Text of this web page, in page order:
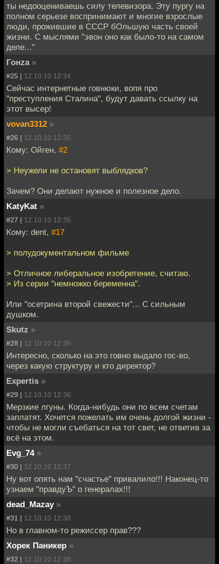
ты недооцениваешь силу телевизора. Эту пургу на
полном серьезе воспринимают и многие взрослые
люди, прожившие в СССР бОльшую часть своей
жизни. С мыслями "эвон оно как было-то на самом
деле..."
Гонzа »
#25 | 12.10.10 12:34
Сейчас интернетные говнюки, вопя про
"преступления Сталина", будут давать ссылку на
этот высер!
vovan3312 »
#26 | 12.10.10 12:35
Кому: Ойген, #2
> Неужели не остановят выблядков?
Зачем? Они делают нужное и полезное дело.
KatyKat »
#27 | 12.10.10 12:35
Кому: dent, #17
> полудокументальном фильме
> Отличное либеральное изобретение, считаю.
> Из серии "немножко беременна".
Или "осетрина второй свежести"... С сильным
душком.
Skutz »
#28 | 12.10.10 12:35
Интересно, сколько на это говно выдало гос-во,
через какую структуру и кто директор?
Expertis »
#29 | 12.10.10 12:36
Мерзкие лгуны. Когда-нибудь они по всем счетам
заплатят. Хочется пожелать им очень долгой жизни -
чтобы не могли съебаться на тот свет, не ответив за
всё на этом.
Evg_74 »
#30 | 12.10.10 12:37
Ну вот опять нам "счастье" привалило!!! Наконец-то
узнаем "правдуЪ" о генералах!!!
dead_Mazay »
#31 | 12.10.10 12:38
Но в главном-то режиссер прав???
Хорек Паникер »
#32 | 12.10.10 12:38